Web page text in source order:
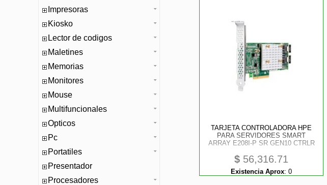
Impresoras
Kiosko
Lector de codigos
Maletines
Memorias
Monitores
Mouse
Multifuncionales
Opticos
Pc
Portatiles
Presentador
Procesadores
TARJETA CONTROLADORA HPE
PARA SERVIDORES SMART
ARRAY E208I-P SR GEN10 CTRLR
$ 56,316.71
Existencia Aprox: 0